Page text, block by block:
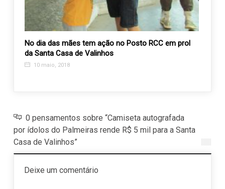
No dia das mães tem ação no Posto RCC em prol
da Santa Casa de Valinhos
10 maio, 2018
0 pensamentos sobre “Camiseta autografada
por ídolos do Palmeiras rende R$ 5 mil para a Santa
Casa de Valinhos”
Deixe um comentário